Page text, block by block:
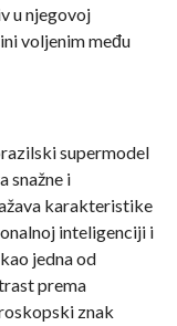
u njegovoj
voljenim među
supermodel
snažne i
karakteristike
inteligenciji i
jedna od
prema
znak